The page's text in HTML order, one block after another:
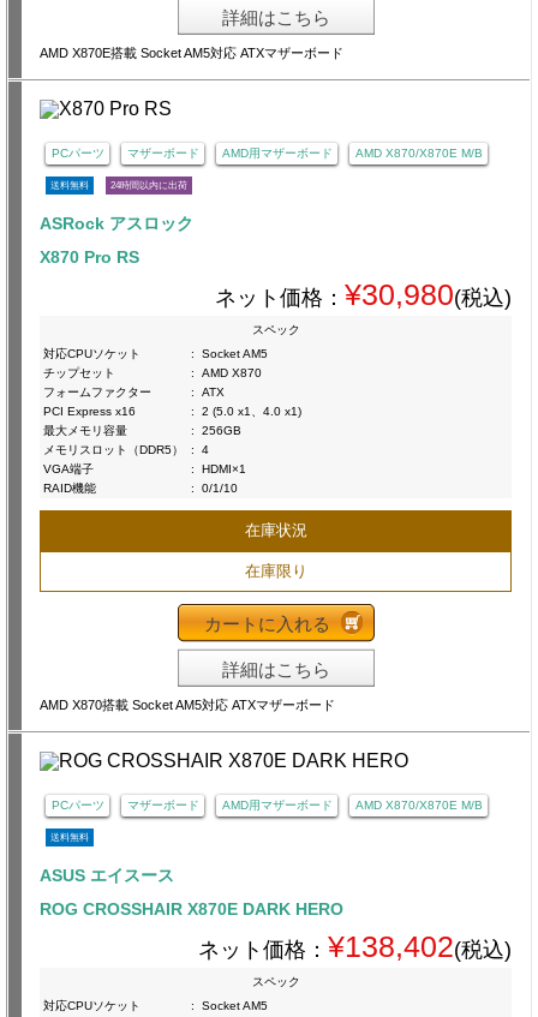
詳細はこちら
AMD X870E搭載 Socket AM5対応 ATXマザーボード
PCパーツ マザーボード AMD用マザーボード AMD X870/X870E M/B
送料無料 24時間以内に出荷
ASRock アスロック
X870 Pro RS
ネット価格： ¥30,980(税込)
スペック
対応CPUソケット
:
Socket AM5
チップセット
:
AMD X870
フォームファクター
:
ATX
PCI Express x16
:
2 (5.0 x1、4.0 x1)
最大メモリ容量
:
256GB
メモリスロット（DDR5）
:
4
VGA端子
:
HDMI×1
RAID機能
: 0/1/10
在庫状況
在庫限り
カートに入れる
詳細はこちら
AMD X870搭載 Socket AM5対応 ATXマザーボード
PCパーツ マザーボード AMD用マザーボード AMD X870/X870E M/B
送料無料
ASUS エイスース
ROG CROSSHAIR X870E DARK HERO
ネット価格： ¥138,402(税込)
スペック
対応CPUソケット
:
Socket AM5